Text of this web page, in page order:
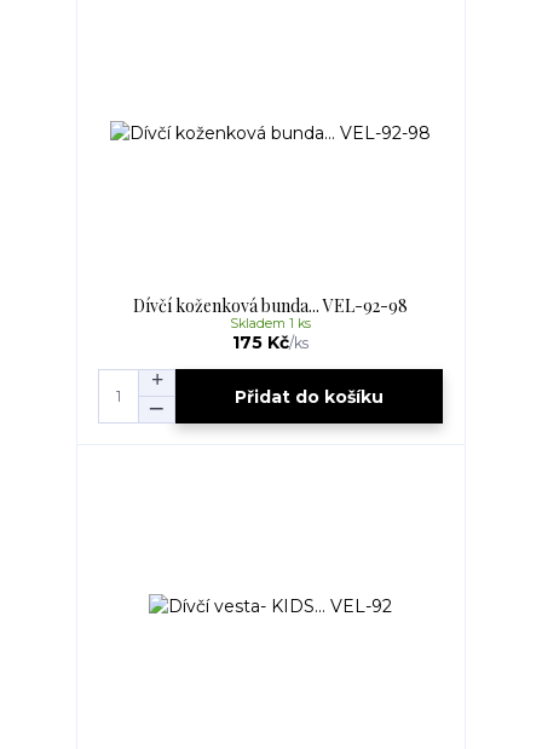
Dívčí koženková bunda... VEL-92-98
175 Kč/ks
Skladem 1 ks
Přidat do košíku